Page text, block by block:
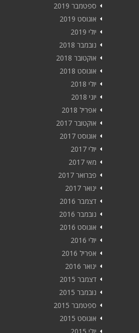
ספטמבר 2019
אוגוסט 2019
יולי 2019
נובמבר 2018
אוקטובר 2018
אוגוסט 2018
יולי 2018
יוני 2018
אפריל 2018
אוקטובר 2017
אוגוסט 2017
יולי 2017
מאי 2017
פברואר 2017
ינואר 2017
דצמבר 2016
נובמבר 2016
אוגוסט 2016
יולי 2016
אפריל 2016
ינואר 2016
דצמבר 2015
נובמבר 2015
ספטמבר 2015
אוגוסט 2015